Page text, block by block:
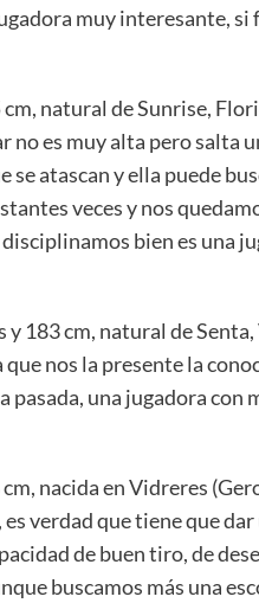
muy interesante, si
natural de Sunrise,
es muy alta pero salta
atascan y ella puede
veces y nos
bien es una
y 183 cm, natural de
nos la presente la
una jugadora con
nacida en Vidreres
verdad que tiene que
de buen tiro, de
buscamos más una